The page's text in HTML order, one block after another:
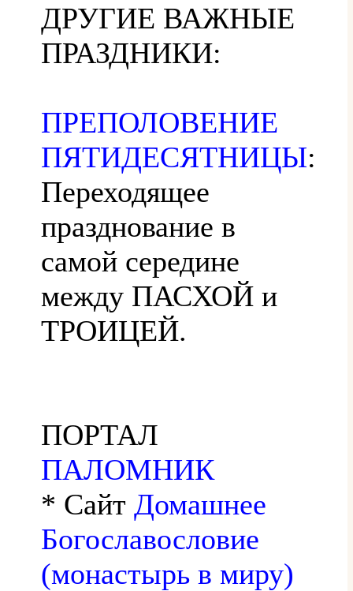
ДРУГИЕ ВАЖНЫЕ
ПРАЗДНИКИ:
ПРЕПОЛОВЕНИЕ
ПЯТИДЕСЯТНИЦЫ:
Переходящее
празднование в
самой середине
между ПАСХОЙ и
ТРОИЦЕЙ.
ПОРТАЛ
ПАЛОМНИК
* Сайт Домашнее
Богославословие
(монастырь в миру)